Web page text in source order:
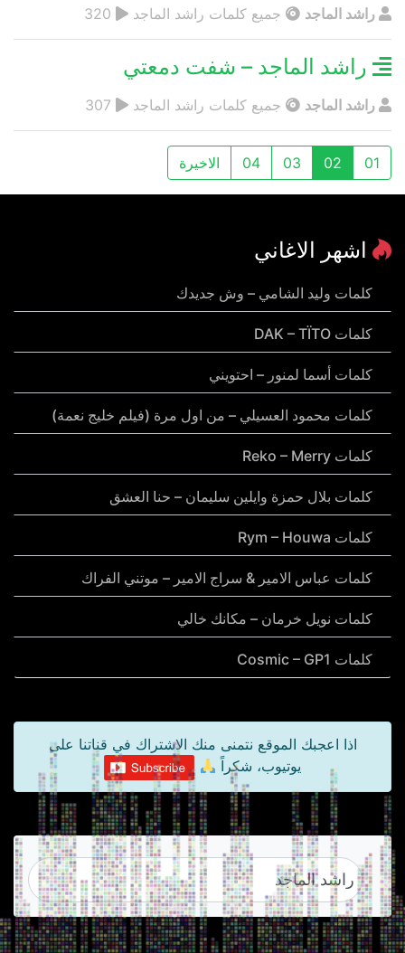
راشد الماجد جميع كلمات راشد الماجد
راشد الماجد – شفت دمعتي
راشد الماجد جميع كلمات راشد الماجد
01
02
03
04 الاخيرة
اشهر الاغاني
كلمات وليد الشامي – وش جديدك
كلمات DAK – TÏTO
كلمات أسما لمنور – احتويني
كلمات محمود العسيلي – من اول مرة (فيلم خليج نعمة)
كلمات Reko – Merry
كلمات بلال حمزة وايلين سليمان – حنا العشق
كلمات Rym – Houwa
كلمات عباس الامير & سراج الامير – موتني الفراك
كلمات نويل خرمان – مكانك خالي
كلمات Cosmic – GP1
اذا اعجبك الموقع نتمنى منك الاشتراك في قناتنا على
يوتيوب، شكراً